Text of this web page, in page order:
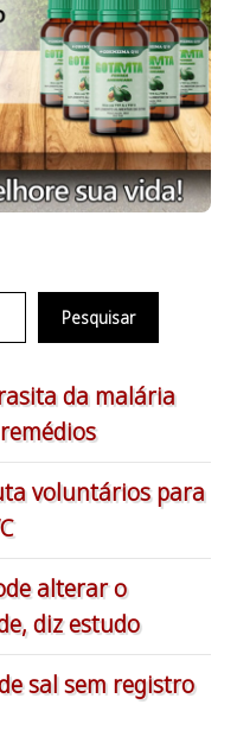
Pesquisar
da malária
voluntários para
alterar o
diz estudo
sal sem registro